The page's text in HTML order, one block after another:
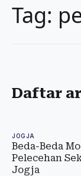
Tag:
Daftar
JOGJA
Beda-Beda
Pelecehan
Jogja